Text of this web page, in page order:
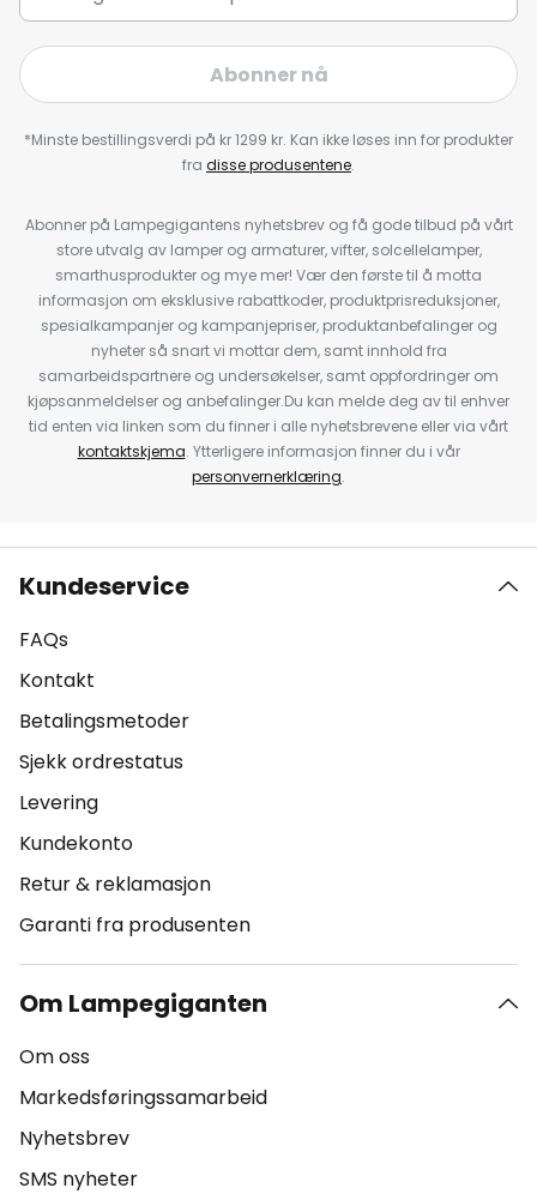
Abonner nå
*Minste bestillingsverdi på kr 1299 kr. Kan ikke løses inn for produkter
fra disse produsentene.
Abonner på Lampegigantens nyhetsbrev og få gode tilbud på vårt
store utvalg av lamper og armaturer, vifter, solcellelamper,
smarthusprodukter og mye mer! Vær den første til å motta
informasjon om eksklusive rabattkoder, produktprisreduksjoner,
spesialkampanjer og kampanjepriser, produktanbefalinger og
nyheter så snart vi mottar dem, samt innhold fra
samarbeidspartnere og undersøkelser, samt oppfordringer om
kjøpsanmeldelser og anbefalinger.Du kan melde deg av til enhver
tid enten via linken som du finner i alle nyhetsbrevene eller via vårt
kontaktskjema. Ytterligere informasjon finner du i vår
personvernerklæring.
Kundeservice
FAQs
Kontakt
Betalingsmetoder
Sjekk ordrestatus
Levering
Kundekonto
Retur & reklamasjon
Garanti fra produsenten
Om Lampegiganten
Om oss
Markedsføringssamarbeid
Nyhetsbrev
SMS nyheter